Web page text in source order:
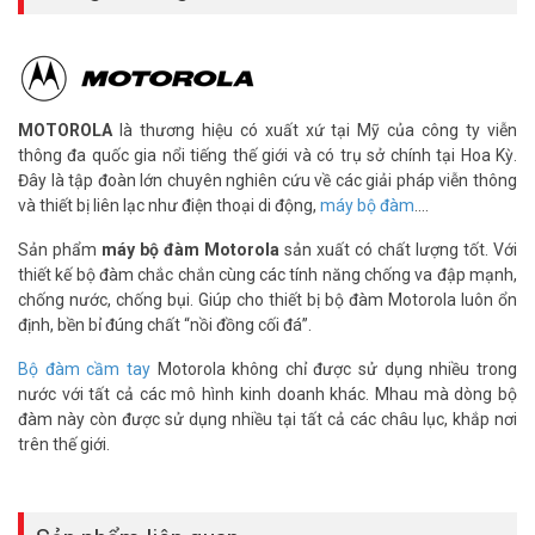
Tích hợp tính năng VOX khi sử dụng tai nghe phù hợp, người sử
– Giới hạn thời gian phát – Time-out Timer (TOT)
Việc truyền dữ liệu vượt quá giới hạn thời gian định trước, các đài
phát thanh sẽ dừng lại sau khi chuông cảnh báo. TOT có thể ngăn
chặn bất kỳ hư hỏng gây ra do truyền tín hiệu liên tục.
– Lập trình dữ liệu bằng máy tính – PC Programmable
mềm PC.
– Tín hiệu báo pin yếu – Low Battery Alert
Khi pin thấp, chỉ báo tình trạng làm việc nhấp nháy đỏ, nhắc nhở
Thông số kỹ thuật Máy bộ đàm chống
cháy nổ Motorola GP338IS-VHF
– Máy bộ đàm cầm tay chất lượng tốt
– Dải tần số VHF : 136-174Mhz; UHF: 403 – 470 MHz
MOTOROLA là thương hiệu có xuất xứ tại Mỹ của công ty viễn
thông đa quốc gia nổi tiếng thế giới và có trụ sở chính tại Hoa Kỳ.
Đây là tập đoàn lớn chuyên nghiên cứu về các giải pháp viễn thông
và thiết bị liên lạc như điện thoại di động, máy bộ đàm
Sản phẩm máy bộ đàm Motorola sản xuất có chất lượng tốt. Với
thiết kế bộ đàm chắc chắn cùng các tính năng chống va đập mạnh,
chống nước, chống bụi. Giúp cho thiết bị bộ đàm Motorola luôn ổn
định, bền bỉ đúng chất “nồi đồng cối đá”.
Bộ đàm cầm tayMotorola không chỉ được sử dụng nhiều trong
nước với tất cả các mô hình kinh doanh khác. Mhau mà dòng bộ
đàm này còn được sử dụng nhiều tại tất cả các châu lục, khắp nơi
trên thế giới.